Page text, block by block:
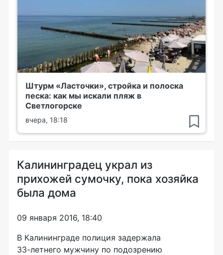
Штурм «Ласточки», стройка и полоска
песка: как мы искали пляж в
Светлогорске
вчера, 18:18
Калининградец украл из
прихожей сумочку, пока хозяйка
была дома
09 января 2016, 18:40
В Калининграде полиция задержала
33-летнего мужчину по подозрению